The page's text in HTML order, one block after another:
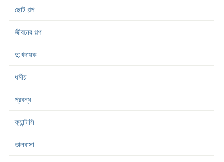
ছোট গল্প
জীবনের গল্প
দু:খদায়ক
ধর্মীয়
প্রবন্ধ
ফ্যান্টাসি
ভালবাসা